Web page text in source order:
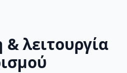
λειτουργία